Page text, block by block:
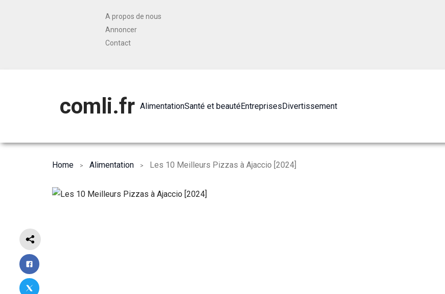
A propos de nous
Annoncer
Contact
comli.fr AlimentationSanté et beautéEntreprisesDivertissement
Home Alimentation Les 10 Meilleurs Pizzas à Ajaccio [2024]